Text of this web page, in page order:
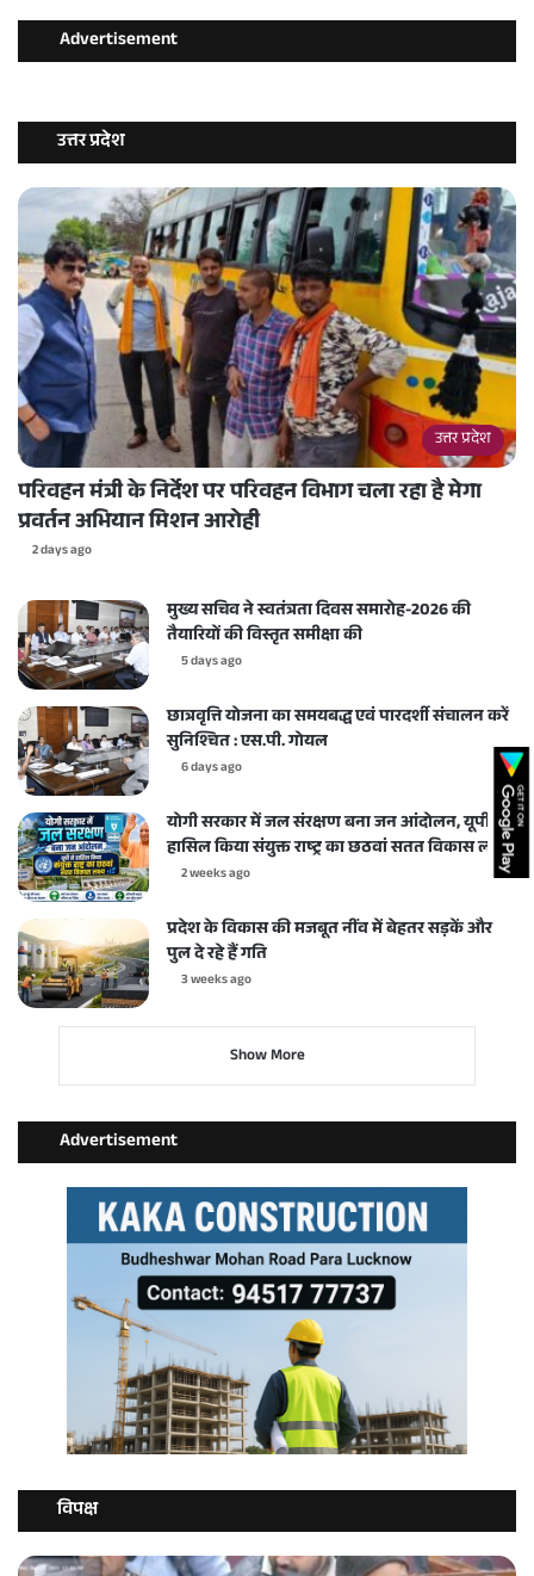
Advertisement
उत्तर प्रदेश
उत्तर प्रदेश
परिवहन मंत्री के निर्देश पर परिवहन विभाग चला रहा है मेगा
प्रवर्तन अभियान मिशन आरोही
2 days ago
मुख्य सचिव ने स्वतंत्रता दिवस समारोह-2026 की
तैयारियों की विस्तृत समीक्षा की
5 days ago
छात्रवृत्ति योजना का समयबद्ध एवं पारदर्शी संचालन करें
सुनिश्चित : एस.पी. गोयल
6 days ago
योगी सरकार में जल संरक्षण बना जन आंदोलन, यूपी ने
हासिल किया संयुक्त राष्ट्र का छठवां सतत विकास लक्ष्य
2 weeks ago
प्रदेश के विकास की मजबूत नींव में बेहतर सड़कें और
पुल दे रहे हैं गति
3 weeks ago
Show More
Advertisement
विपक्ष